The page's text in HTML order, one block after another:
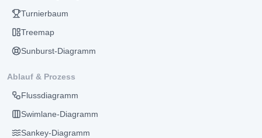
Turnierbaum
Treemap
Sunburst-Diagramm
Ablauf & Prozess
Flussdiagramm
Swimlane-Diagramm
Sankey-Diagramm